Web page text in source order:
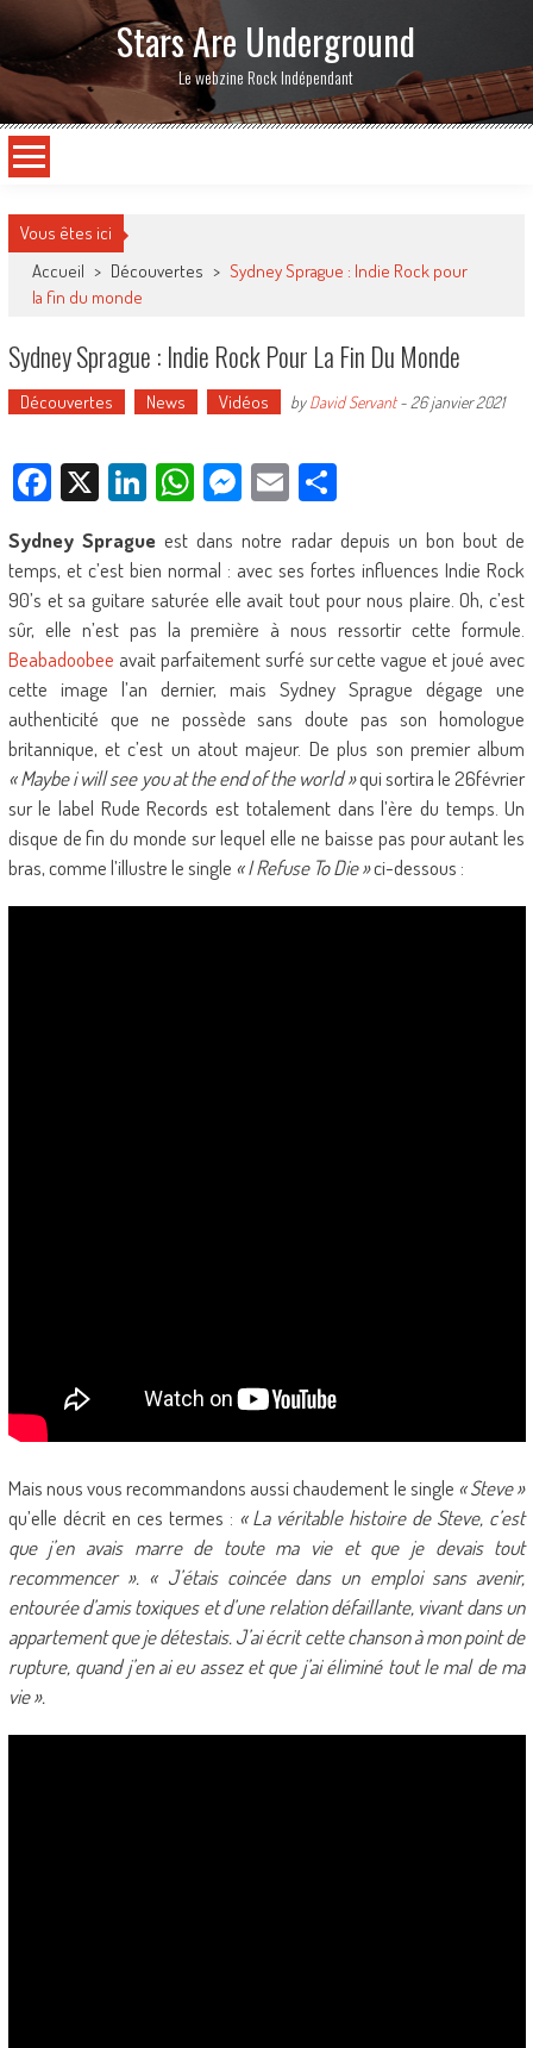
Stars Are Underground
Le webzine Rock Indépendant
Vous êtes ici
Accueil > Découvertes > Sydney Sprague : Indie Rock pour
la fin du monde
Sydney Sprague : Indie Rock Pour La Fin Du Monde
Découvertes News Vidéos byDavid Servant- 26 janvier 2021
Facebook
X LinkedIn
WhatsApp
Messenger
EmailPartager
Sydney Spragueest dans notre radar depuis un bon bout de
temps, et c’est bien normal : avec ses fortes influences Indie Rock
90’s et sa guitare saturée elle avait tout pour nous plaire. Oh, c’est
sûr, elle n’est pas la première à nous ressortir cette formule.
Beabadoobee avait parfaitement surfé sur cette vague et joué avec
cette image l’an dernier, mais Sydney Sprague dégage une
authenticité que ne possède sans doute pas son homologue
britannique, et c’est un atout majeur. De plus son premier album
« Maybe i will see you at the end of the world »qui sortira le 26février
sur le label Rude Records est totalement dans l’ère du temps. Un
disque de fin du monde sur lequel elle ne baisse pas pour autant les
bras, comme l’illustre le single « I Refuse To Die »ci-dessous :
Mais nous vous recommandons aussi chaudement le single « Steve »
qu’elle décrit en ces termes : « La véritable histoire de Steve, c’est
que j’en avais marre de toute ma vie et que je devais tout
recommencer ». « J’étais coincée dans un emploi sans avenir,
entourée d’amis toxiques et d’une relation défaillante, vivant dans un
appartement que je détestais. J’ai écrit cette chanson à mon point de
rupture, quand j’en ai eu assez et que j’ai éliminé tout le mal de ma
vie ».